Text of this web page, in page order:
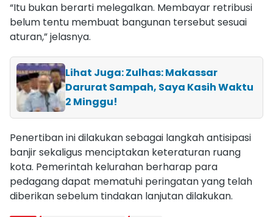
“Itu bukan berarti melegalkan. Membayar retribusi
belum tentu membuat bangunan tersebut sesuai
aturan,” jelasnya.
Lihat Juga: Zulhas: Makassar
Darurat Sampah, Saya Kasih Waktu
2 Minggu!
Penertiban ini dilakukan sebagai langkah antisipasi
banjir sekaligus menciptakan keteraturan ruang
kota. Pemerintah kelurahan berharap para
pedagang dapat mematuhi peringatan yang telah
diberikan sebelum tindakan lanjutan dilakukan.